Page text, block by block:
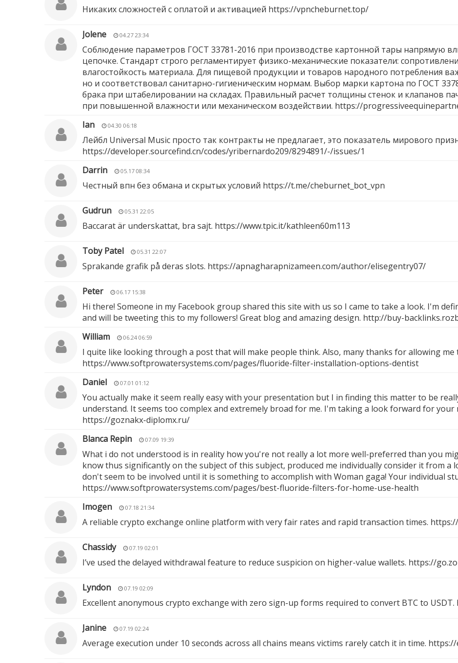
Никаких сложностей с оплатой и активацией https://vpncheburnet.top/
Jolene 04.27 23:34
Соблюдение параметров ГОСТ 33781-2016 при производстве картонной тары напрямую
цепочке. Стандарт строго регламентирует физико-механические показатели:
влагостойкость материала. Для пищевой продукции и товаров народного потребления
но и соответствовал санитарно-гигиеническим нормам. Выбор марки картона по ГОСТ
брака при штабелировании на складах. Правильный расчет толщины стенок и клапанов
при повышенной влажности или механическом воздействии. https://
Ian
04.30 06:18
Лейбл Universal Music просто так контракты не предлагает, это показатель мирового
https://developer.sourcefind.cn/codes/yribernardo209/8294891/-/issues/1
Darrin
05.17 08:34
Честный впн без обмана и скрытых условий https://t.me/cheburnet_bot_vpn
Gudrun 05.31 22:05
Baccarat är underskattat, bra sajt. https://www.tpic.it/kathleen60m113
Toby Patel 05.31 22:07
Sprakande grafik på deras slots. https://apnagharapnizameen.com/author/elisegentry07/
Peter 06.17 15:38
Hi there! Someone in my Facebook group shared this site with us so I came to take a look. I'm
and will be tweeting this to my followers! Great blog and amazing design. http://buy-
William
06.24 06:59
I quite like looking through a post that will make people think. Also, many thanks for allowing me
https://www.softprowatersystems.com/pages/fluoride-filter-installation-options-dentist
Daniel
07.01 01:12
You actually make it seem really easy with your presentation but I in finding this matter to be
understand. It seems too complex and extremely broad for me. I'm taking a look forward for
https://goznakx-diplomx.ru/
Blanca Repin
07.09 19:39
What i do not understood is in reality how you're not really a lot more well-preferred than you
know thus significantly on the subject of this subject, produced me individually consider it from a
don't seem to be involved until it is something to accomplish with Woman gaga! Your individual
https://www.softprowatersystems.com/pages/best-fluoride-filters-for-home-use-health
Imogen
07.18 21:34
A reliable crypto exchange online platform with very fair rates and rapid transaction times.
Chassidy 07.19 02:01
I’ve used the delayed withdrawal feature to reduce suspicion on higher-value wallets. https://
Lyndon 07.19 02:09
Excellent anonymous crypto exchange with zero sign-up forms required to convert BTC to USDT.
Janine 07.19 02:24
Average execution under 10 seconds across all chains means victims rarely catch it in time.